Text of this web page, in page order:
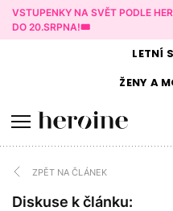
VSTUPENKY NA SVĚT PODLE
DO 20.SRPNA!🎟️
LETNÍ
ŽENY A
ZPĚT NA ČLÁNEK
Diskuse k článku: